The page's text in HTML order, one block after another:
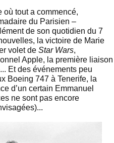
où tout a commencé,
du Parisien –
de son quotidien du 7
la victoire de Marie
volet de Star Wars,
Apple, la première liaison
Et des événements peu
Boeing 747 à Tenerife, la
d’un certain Emmanuel
ne sont pas encore